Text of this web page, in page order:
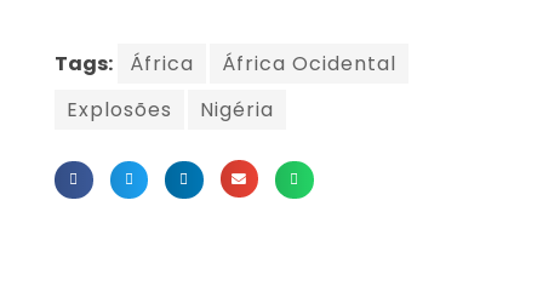
Tags: África
África Ocidental
Explosões
Nigéria